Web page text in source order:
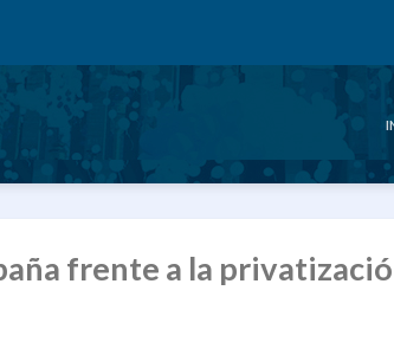
frente a la